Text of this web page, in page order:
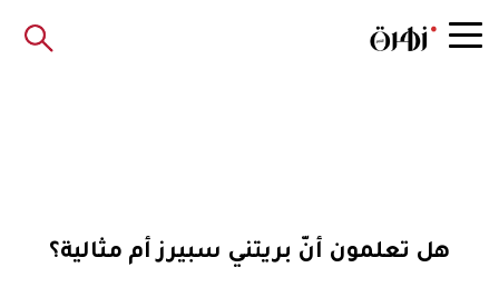
هل تعلمون أنّ بريتني سبيرز أم مثالية؟